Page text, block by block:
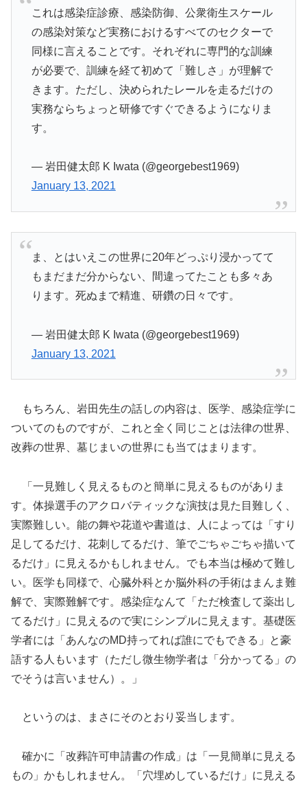
これは感染症診療、感染防御、公衆衛生スケール
の感染対策など実務におけるすべてのセクターで
同様に言えることです。それぞれに専門的な訓練
が必要で、訓練を経て初めて「難しさ」が理解で
きます。ただし、決められたレールを走るだけの
実務ならちょっと研修ですぐできるようになりま
す。
— 岩田健太郎 K Iwata (@georgebest1969)
January 13, 2021
ま、とはいえこの世界に20年どっぷり浸かってて
もまだまだ分からない、間違ってたことも多々あ
ります。死ぬまで精進、研鑽の日々です。
— 岩田健太郎 K Iwata (@georgebest1969)
January 13, 2021
もちろん、岩田先生の話しの内容は、医学、感染症学に
ついてのものですが、これと全く同じことは法律の世界、
改葬の世界、墓じまいの世界にも当てはまります。
「一見難しく見えるものと簡単に見えるものがありま
す。体操選手のアクロバティックな演技は見た目難しく、
実際難しい。能の舞や花道や書道は、人によっては「すり
足してるだけ、花刺してるだけ、筆でごちゃごちゃ描いて
るだけ」に見えるかもしれません。でも本当は極めて難し
い。医学も同様で、心臓外科とか脳外科の手術はまんま難
解で、実際難解です。感染症なんて「ただ検査して薬出し
てるだけ」に見えるので実にシンプルに見えます。基礎医
学者には「あんなのMD持ってれば誰にでもできる」と豪
語する人もいます（ただし微生物学者は「分かってる」の
でそうは言いません）。」
というのは、まさにそのとおり妥当します。
確かに「改葬許可申請書の作成」は「一見簡単に見える
もの」かもしれません。「穴埋めしているだけ」に見える